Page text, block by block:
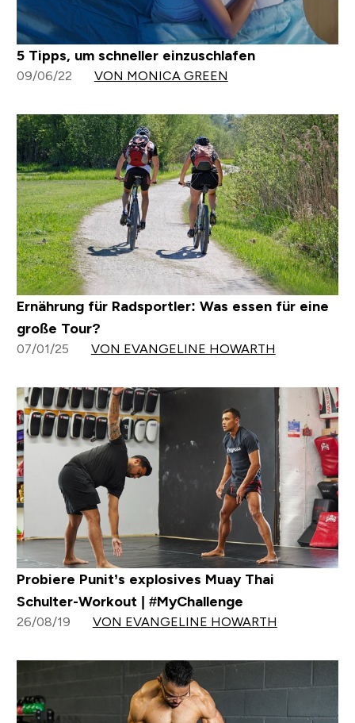
5 Tipps, um schneller einzuschlafen
09/06/22 VON MONICA GREEN
Ernährung für Radsportler: Was essen für eine
große Tour?
07/01/25 VON EVANGELINE HOWARTH
Probiere Punit’s explosives Muay Thai
Schulter-Workout | #MyChallenge
26/08/19 VON EVANGELINE HOWARTH